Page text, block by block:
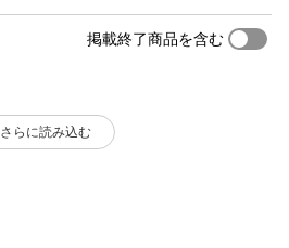
掲載終了商品を含む
さらに読み込む